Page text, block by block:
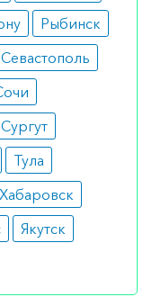
тела и
гипертензии
дозы в
сердечной
Медикамент
после того,
Рыбинск
Севастополь
Сургут
Тула
Хабаровск
Якутск